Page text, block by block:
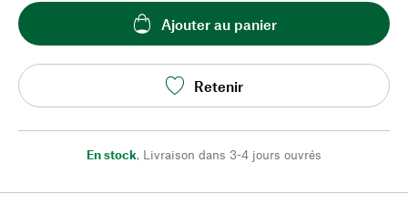
Ajouter au panier
Retenir
En stock, Livraison dans 3-4 jours ouvrés